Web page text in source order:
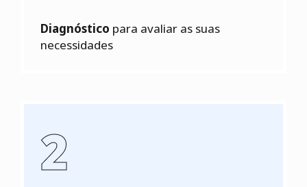
Diagnóstico para avaliar as suas
necessidades
2